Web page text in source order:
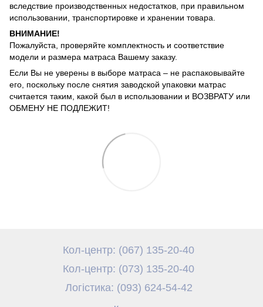
вследствие производственных недостатков, при правильном
использовании, транспортировке и хранении товара.
ВНИМАНИЕ!
Пожалуйста, проверяйте комплектность и соответствие
модели и размера матраса Вашему заказу.
Если Вы не уверены в выборе матраса – не распаковывайте
его, поскольку после снятия заводской упаковки матрас
считается таким, какой был в использовании и ВОЗВРАТУ или
ОБМЕНУ НЕ ПОДЛЕЖИТ!
Кол-центр: (067) 135-20-40
Кол-центр: (073) 135-20-40
Логістика: (093) 624-54-42